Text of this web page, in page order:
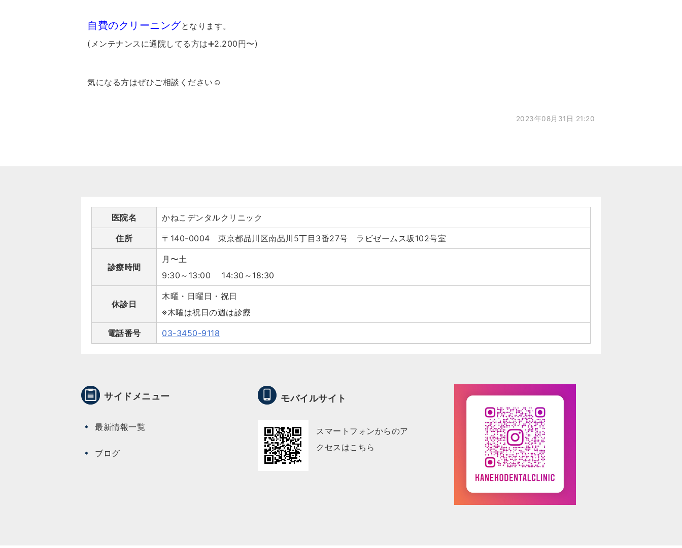
自費のクリーニングとなります。
(メンテナンスに通院してる方は➕2.200円〜)
気になる方はぜひご相談ください☺️
2023年08月31日 21:20
医院名 かねこデンタルクリニック
住所 〒140-0004 東京都品川区南品川5丁目3番27号 ラビゼームス坂102号室
診療時間
月〜土
9:30～13:00 14:30～18:30
休診日
木曜・日曜日・祝日
※木曜は祝日の週は診療
電話番号 03-3450-9118
サイドメニュー
最新情報一覧
ブログ
モバイルサイト
スマートフォンからのア
クセスはこちら